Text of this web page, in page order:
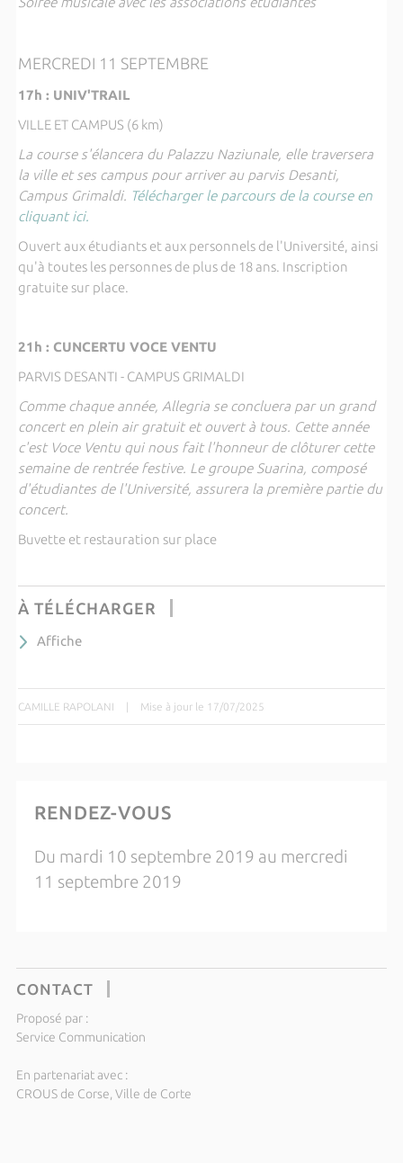
MERCREDI 11 SEPTEMBRE
17h : UNIV'TRAIL
VILLE ET CAMPUS (6 km)
La course s'élancera du Palazzu Naziunale, elle traversera
la ville et ses campus pour arriver au parvis Desanti,
Campus Grimaldi. Télécharger le parcours de la course en
cliquant ici.
Ouvert aux étudiants et aux personnels de l'Université, ainsi
qu'à toutes les personnes de plus de 18 ans. Inscription
gratuite sur place.
21h : CUNCERTU VOCE VENTU
PARVIS DESANTI - CAMPUS GRIMALDI
Comme chaque année, Allegria se concluera par un grand
concert en plein air gratuit et ouvert à tous. Cette année
c'est Voce Ventu qui nous fait l'honneur de clôturer cette
semaine de rentrée festive. Le groupe Suarina, composé
d'étudiantes de l'Université, assurera la première partie du
concert.
Buvette et restauration sur place
À TÉLÉCHARGER
Affiche
CAMILLE RAPOLANI | Mise à jour le 17/07/2025
RENDEZ-VOUS
Du mardi 10 septembre 2019 au mercredi
11 septembre 2019
CONTACT
Proposé par :
Service Communication
En partenariat avec :
CROUS de Corse, Ville de Corte